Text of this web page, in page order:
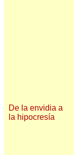
De la envidia a
la hipocresía